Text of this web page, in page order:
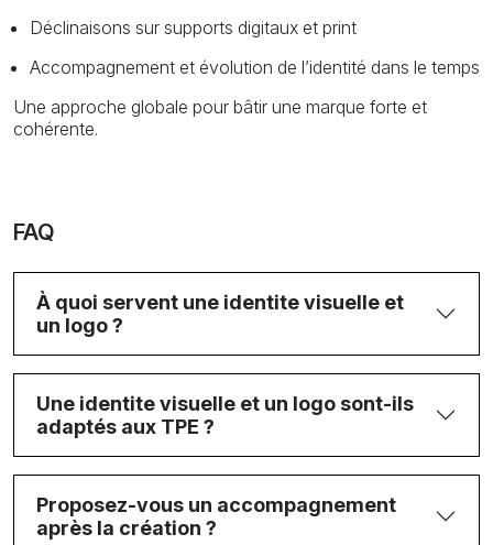
Déclinaisons sur supports digitaux et print
Accompagnement et évolution de l’identité dans le temps
Une approche globale pour bâtir une marque forte et
cohérente.
FAQ
À quoi servent une identite visuelle et
un logo ?
Une identite visuelle et un logo sont-ils
adaptés aux TPE ?
Proposez-vous un accompagnement
après la création ?